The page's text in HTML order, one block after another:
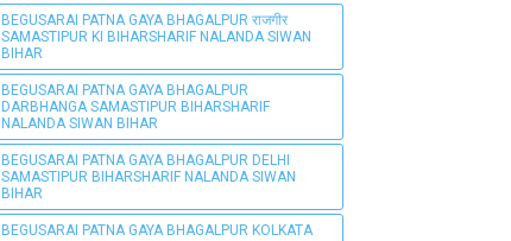
BEGUSARAI PATNA GAYA BHAGALPUR राजगीर
SAMASTIPUR KI BIHARSHARIF NALANDA SIWAN
BIHAR
BEGUSARAI PATNA GAYA BHAGALPUR
DARBHANGA SAMASTIPUR BIHARSHARIF
NALANDA SIWAN BIHAR
BEGUSARAI PATNA GAYA BHAGALPUR DELHI
SAMASTIPUR BIHARSHARIF NALANDA SIWAN
BIHAR
BEGUSARAI PATNA GAYA BHAGALPUR KOLKATA